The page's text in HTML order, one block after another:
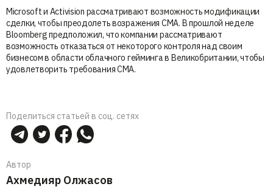
Microsoft и Activision рассматривают возможность модификации
сделки, чтобы преодолеть возражения CMA. В прошлой неделе
Bloomberg предположил, что компании рассматривают
возможность отказаться от некоторого контроля над своим
бизнесом в области облачного гейминга в Великобритании, чтобы
удовлетворить требования CMA.
Поделиться статьей в соц. сетях
Автор
Ахмедияр Олжасов